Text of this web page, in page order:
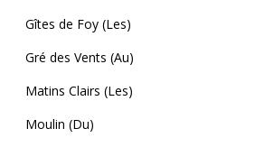
Gîtes de Foy (Les)
Gré des Vents (Au)
Matins Clairs (Les)
Moulin (Du)